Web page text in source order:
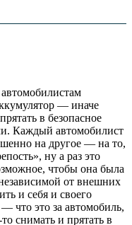
— иначе
в безопасное
Каждый автомобилист
на другое — на то,
ну а раз это
чтобы она была
от внешних
и себя и своего
что это за автомобиль,
снимать и прятать в